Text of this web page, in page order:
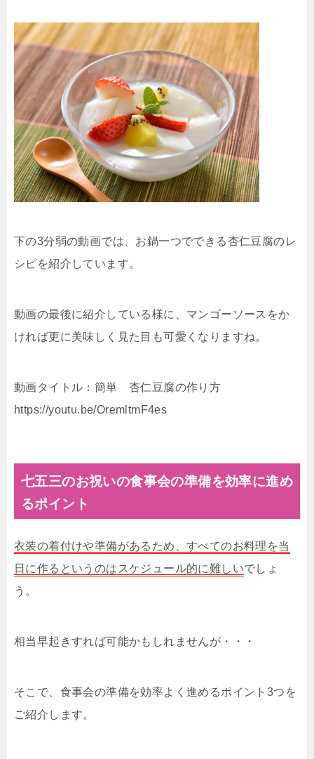
下の3分弱の動画では、お鍋一つでできる杏仁豆腐のレ
シピを紹介しています。
動画の最後に紹介している様に、マンゴーソースをか
ければ更に美味しく見た目も可愛くなりますね。
動画タイトル：簡単 杏仁豆腐の作り方
https://youtu.be/OremltmF4es
七五三のお祝いの食事会の準備を効率に進め
るポイント
衣装の着付けや準備があるため、すべてのお料理を当
日に作るというのはスケジュール的に難しいでしょ
う。
相当早起きすれば可能かもしれませんが・・・
そこで、食事会の準備を効率よく進めるポイント3つを
ご紹介します。